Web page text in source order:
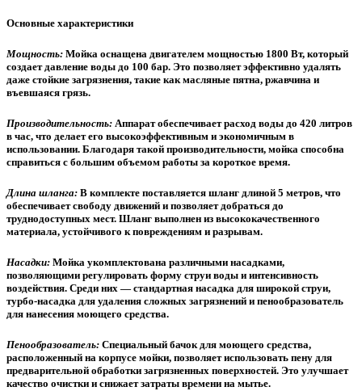
Основные характеристики
Мощность: Мойка оснащена двигателем мощностью 1800 Вт, который
создает давление воды до 100 бар. Это позволяет эффективно удалять
даже стойкие загрязнения, такие как масляные пятна, ржавчина и
въевшаяся грязь.
Производительность: Аппарат обеспечивает расход воды до 420 литров
в час, что делает его высокоэффективным и экономичным в
использовании. Благодаря такой производительности, мойка способна
справиться с большим объемом работы за короткое время.
Длина шланга: В комплекте поставляется шланг длиной 5 метров, что
обеспечивает свободу движений и позволяет добраться до
труднодоступных мест. Шланг выполнен из высококачественного
материала, устойчивого к повреждениям и разрывам.
Насадки: Мойка укомплектована различными насадками,
позволяющими регулировать форму струи воды и интенсивность
воздействия. Среди них — стандартная насадка для широкой струи,
турбо-насадка для удаления сложных загрязнений и пенообразователь
для нанесения моющего средства.
Пенообразователь: Специальный бачок для моющего средства,
расположенный на корпусе мойки, позволяет использовать пену для
предварительной обработки загрязненных поверхностей. Это улучшает
качество очистки и снижает затраты времени на мытье.